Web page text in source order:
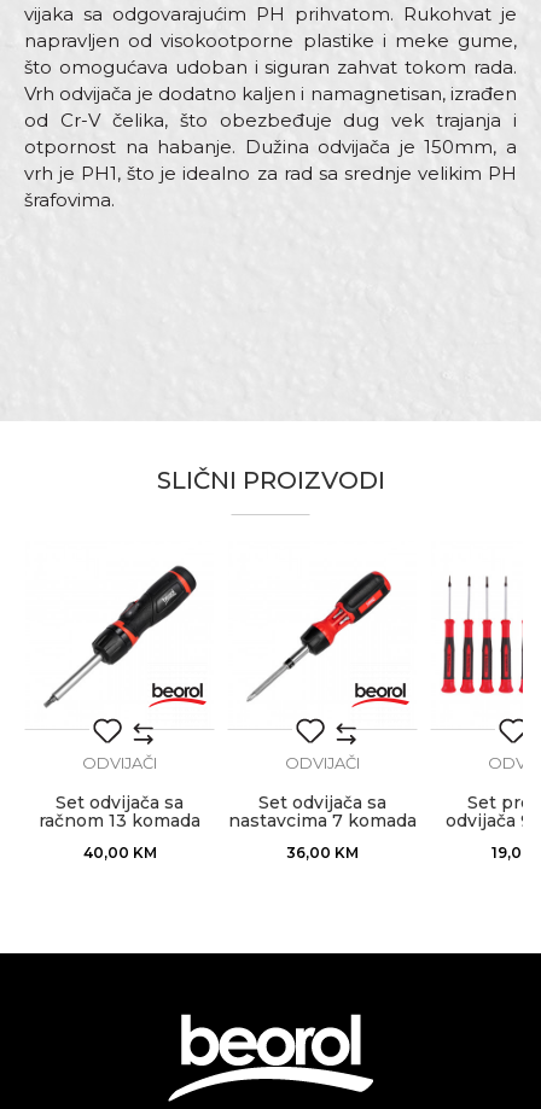
vijaka sa odgovarajućim PH prihvatom. Rukohvat je
napravljen od visokootporne plastike i meke gume,
što omogućava udoban i siguran zahvat tokom rada.
Vrh odvijača je dodatno kaljen i namagnetisan, izrađen
od Cr-V čelika, što obezbeđuje dug vek trajanja i
otpornost na habanje. Dužina odvijača je 150mm, a
vrh je PH1, što je idealno za rad sa srednje velikim PH
šrafovima.
Ph1
POŠALJI
SLIČNI PROIZVODI
ODVIJAČI
Set odvijača sa
račnom 13 komada
40,00 KM
ODVIJAČI
Set odvijača sa
nastavcima 7 komada
36,00 KM
Set
odvijača 9
19,00